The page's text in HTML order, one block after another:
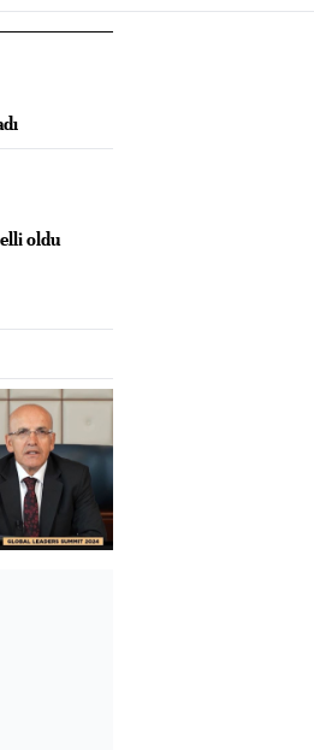
oldu